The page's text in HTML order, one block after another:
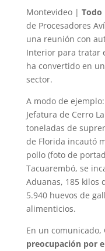
Montevideo | Todo
de Procesadores
una reunión con
Interior para tratar
ha convertido en
sector.
A modo de
Jefatura de Cerro
toneladas de
de Florida incautó
pollo (foto de
Tacuarembó, se
Aduanas, 185 kilos
5.940 huevos de
alimenticios.
En un
preocupación por